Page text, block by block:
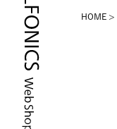
HOME